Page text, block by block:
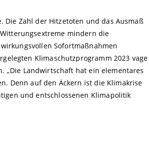
Zahl der Hitzetoten und das Ausmaß
mindern die
Sofortmaßnahmen
Klimaschutzprogramm 2023 vage
„Die Landwirtschaft hat ein elementares
Denn auf den Äckern ist die Klimakrise
und entschlossenen Klimapolitik